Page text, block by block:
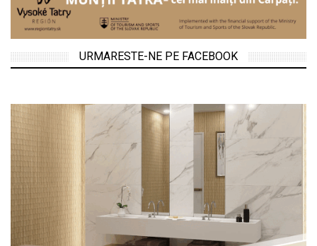
URMARESTE-NE PE FACEBOOK